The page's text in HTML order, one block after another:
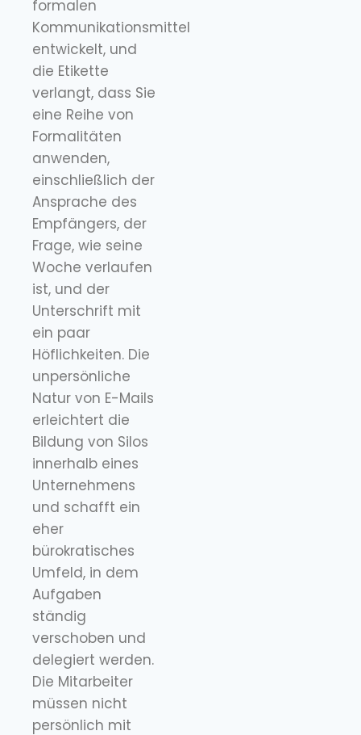
formalen
Kommunikationsmittel
entwickelt, und
die Etikette
verlangt, dass Sie
eine Reihe von
Formalitäten
anwenden,
einschließlich der
Ansprache des
Empfängers, der
Frage, wie seine
Woche verlaufen
ist, und der
Unterschrift mit
ein paar
Höflichkeiten. Die
unpersönliche
Natur von E-Mails
erleichtert die
Bildung von Silos
innerhalb eines
Unternehmens
und schafft ein
eher
bürokratisches
Umfeld, in dem
Aufgaben
ständig
verschoben und
delegiert werden.
Die Mitarbeiter
müssen nicht
persönlich mit